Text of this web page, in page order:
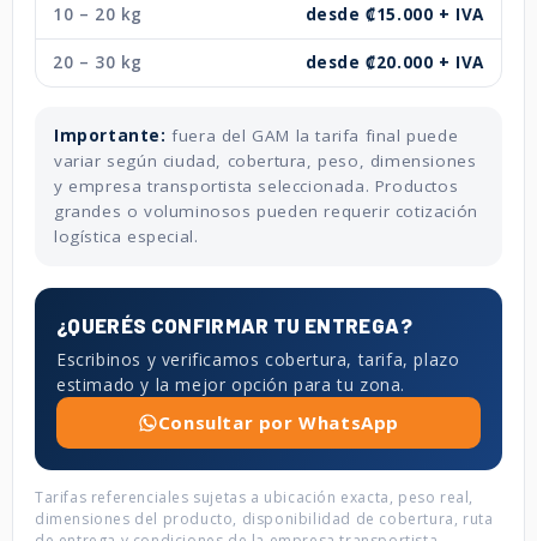
10 – 20 kg desde ₡15.000 + IVA
20 – 30 kg desde ₡20.000 + IVA
Importante: fuera del GAM la tarifa final puede
variar según ciudad, cobertura, peso, dimensiones
y empresa transportista seleccionada. Productos
grandes o voluminosos pueden requerir cotización
logística especial.
¿QUERÉS CONFIRMAR TU ENTREGA?
Escribinos y verificamos cobertura, tarifa, plazo
estimado y la mejor opción para tu zona.
Consultar por WhatsApp
Tarifas referenciales sujetas a ubicación exacta, peso real,
dimensiones del producto, disponibilidad de cobertura, ruta